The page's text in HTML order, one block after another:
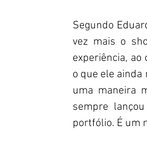
Segundo
vez mais o
experiência, ao
o que ele
uma maneira
sempre
portfólio. É um